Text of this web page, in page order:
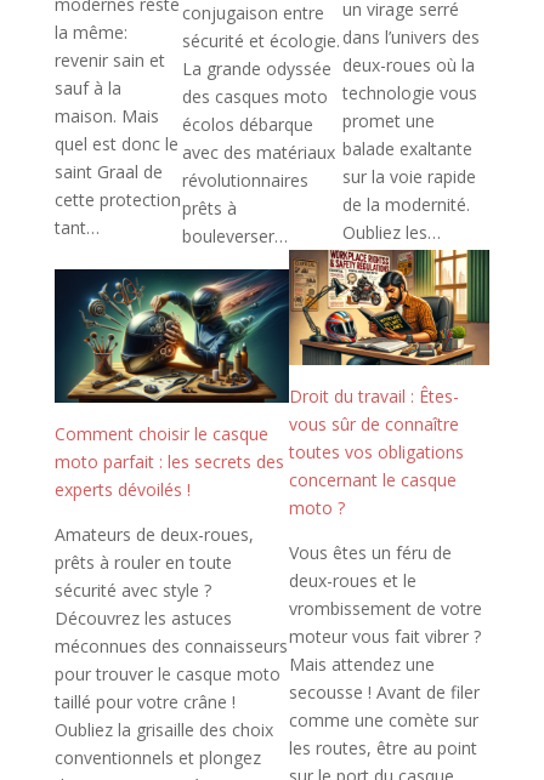
la même:
revenir sain et
sauf à la
maison. Mais
quel est donc le
saint Graal de
cette protection
tant…
conjugaison entre
sécurité et écologie.
La grande odyssée
des casques moto
écolos débarque
avec des matériaux
révolutionnaires
prêts à
bouleverser…
un virage serré
dans l’univers des
deux-roues où la
technologie vous
promet une
balade exaltante
sur la voie rapide
de la modernité.
Oubliez les…
Comment choisir le casque
moto parfait : les secrets des
experts dévoilés !
Amateurs de deux-roues,
prêts à rouler en toute
sécurité avec style ?
Découvrez les astuces
méconnues des connaisseurs
pour trouver le casque moto
taillé pour votre crâne !
Oubliez la grisaille des choix
conventionnels et plongez
Droit du travail : Êtes-
vous sûr de connaître
toutes vos obligations
concernant le casque
moto ?
Vous êtes un féru de
deux-roues et le
vrombissement de votre
moteur vous fait vibrer ?
Mais attendez une
secousse ! Avant de filer
comme une comète sur
les routes, être au point